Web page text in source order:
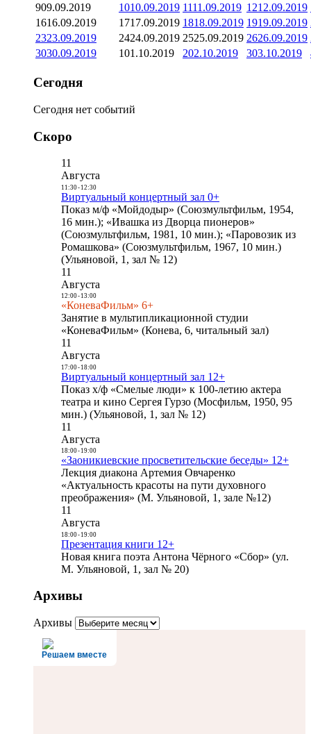
909.09.2019 1010.09.2019 1111.09.2019 1212.09.2019
1616.09.2019 1717.09.2019 1818.09.2019 1919.09.2019
2323.09.2019 2424.09.2019 2525.09.2019 2626.09.2019
3030.09.2019 101.10.2019 202.10.2019 303.10.2019
Сегодня
Сегодня нет событий
Скоро
11
Августа
11:30- 12:30
Виртуальный концертный зал 0+
Показ м/ф «Мойдодыр» (Союзмультфильм, 1954,
16 мин.); «Ивашка из Дворца пионеров»
(Союзмультфильм, 1981, 10 мин.); «Паровозик из
Ромашкова» (Союзмультфильм, 1967, 10 мин.)
(Ульяновой, 1, зал № 12)
11
Августа
12:00- 13:00
«КоневаФильм» 6+
Занятие в мультипликационной студии
«КоневаФильм» (Конева, 6, читальный зал)
11
Августа
17:00- 18:00
Виртуальный концертный зал 12+
Показ х/ф «Смелые люди» к 100-летию актера
театра и кино Сергея Гурзо (Мосфильм, 1950, 95
мин.) (Ульяновой, 1, зал № 12)
11
Августа
18:00- 19:00
«Заоникиевские просветительские беседы» 12+
Лекция диакона Артемия Овчаренко
«Актуальность красоты на пути духовного
преображения» (М. Ульяновой, 1, зале №12)
11
Августа
18:00- 19:00
Презентация книги 12+
Новая книга поэта Антона Чёрного «Сбор» (ул.
М. Ульяновой, 1, зал № 20)
Архивы
Архивы
Решаем вместе